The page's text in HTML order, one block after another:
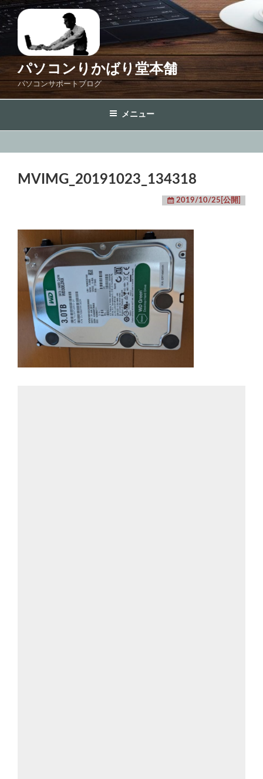
コ
ン
テ
ス
プ
パソコンりかばり堂本舗
パソコンサポートブログ
メニュー
MVIMG_20191023_134318
2019/10/25[公開]